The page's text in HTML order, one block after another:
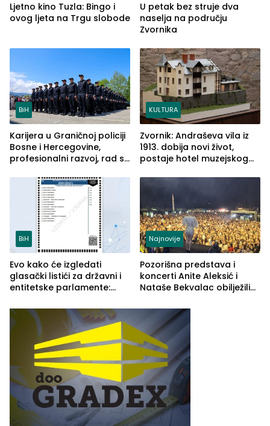
Ljetno kino Tuzla: Bingo i
ovog ljeta na Trgu slobode
U petak bez struje dva
naselja na području
Zvornika
BiH
Karijera u Graničnoj policiji
Bosne i Hercegovine,
profesionalni razvoj, rad sa
služba građanima
KULTURA
Zvornik: Andraševa vila iz
1913. dobija novi život,
postaje hotel muzejskog
BiH
Evo kako će izgledati
glasački listići za državni i
entitetske parlamente:
vidljive na njima
Najnovije
Pozorišna predstava i
koncerti Anite Aleksić i
Nataše Bekvalac obilježili
ljeta (FOTO)